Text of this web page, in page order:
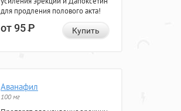
для продления полового акта!
от 95Р Купить
Аванафил
100 мг